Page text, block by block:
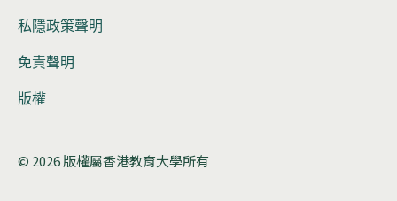
私隱政策聲明
免責聲明
版權
© 2026 版權屬香港教育大學所有